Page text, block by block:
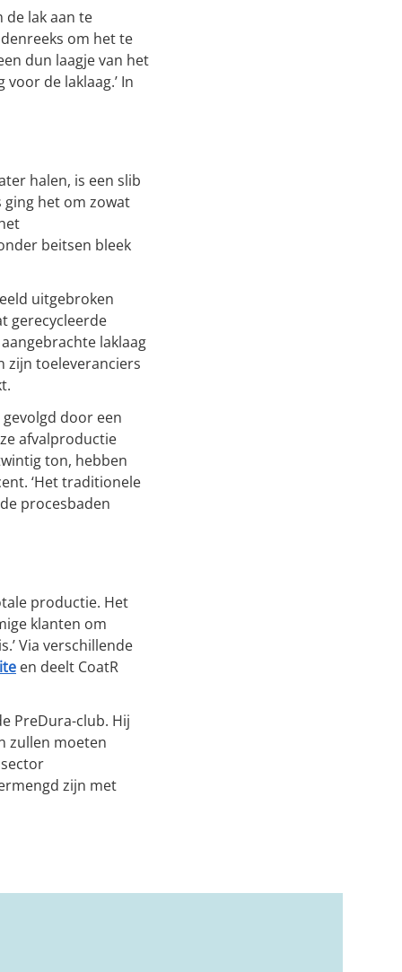
de lak aan te
om het te
dun laagje van het
de laklaag.’ In
halen, is een slib
het om zowat
beitsen bleek
uitgebroken
gerecycleerde
laklaag
zijn toeleveranciers
door een
afvalproductie
ton, hebben
‘Het traditionele
procesbaden
productie. Het
klanten om
Via verschillende
en deelt CoatR
PreDura-club. Hij
zullen moeten
zijn met